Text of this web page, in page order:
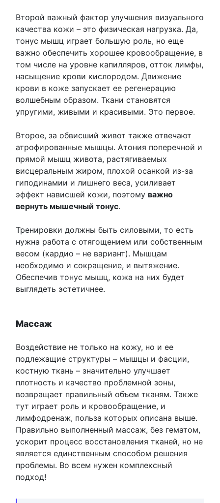
Второй важный фактор улучшения визуального
качества кожи – это физическая нагрузка. Да,
тонус мышц играет большую роль, но еще
важно обеспечить хорошее кровообращение, в
том числе на уровне капилляров, отток лимфы,
насыщение крови кислородом. Движение
крови в коже запускает ее регенерацию
волшебным образом. Ткани становятся
упругими, живыми и красивыми. Это первое.
Второе, за обвисший живот также отвечают
атрофированные мышцы. Атония поперечной и
прямой мышц живота, растягиваемых
висцеральным жиром, плохой осанкой из-за
гиподинамии и лишнего веса, усиливает
эффект нависшей кожи, поэтому важно
вернуть мышечный тонус.
Тренировки должны быть силовыми, то есть
нужна работа с отягощением или собственным
весом (кардио – не вариант). Мышцам
необходимо и сокращение, и вытяжение.
Обеспечив тонус мышц, кожа на них будет
выглядеть эстетичнее.
Массаж
Воздействие не только на кожу, но и ее
подлежащие структуры – мышцы и фасции,
костную ткань – значительно улучшает
плотность и качество проблемной зоны,
возвращает правильный объем тканям. Также
тут играет роль и кровообращение, и
лимфодренаж, польза которых описана выше.
Правильно выполненный массаж, без гематом,
ускорит процесс восстановления тканей, но не
является единственным способом решения
проблемы. Во всем нужен комплексный
подход!